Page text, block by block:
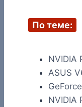
По теме:
NVIDIA
ASUS
NVIDIA